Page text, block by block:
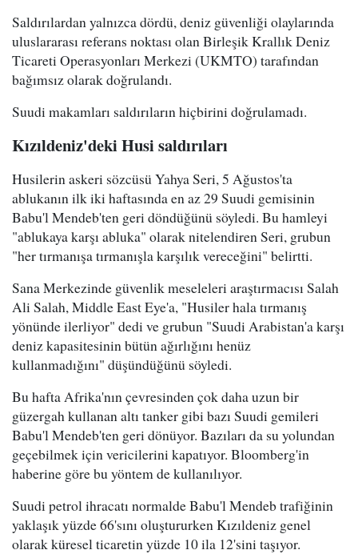
Saldırılardan yalnızca dördü, deniz güvenliği olaylarında
uluslararası referans noktası olan Birleşik Krallık Deniz
Ticareti Operasyonları Merkezi (UKMTO) tarafından
bağımsız olarak doğrulandı.
Suudi makamları saldırıların hiçbirini doğrulamadı.
Kızıldeniz'deki Husi saldırıları
Husilerin askeri sözcüsü Yahya Seri, 5 Ağustos'ta
ablukanın ilk iki haftasında en az 29 Suudi gemisinin
Babu'l Mendeb'ten geri döndüğünü söyledi. Bu hamleyi
"ablukaya karşı abluka" olarak nitelendiren Seri, grubun
"her tırmanışa tırmanışla karşılık vereceğini" belirtti.
Sana Merkezinde güvenlik meseleleri araştırmacısı Salah
Ali Salah, Middle East Eye'a, "Husiler hala tırmanış
yönünde ilerliyor" dedi ve grubun "Suudi Arabistan'a karşı
deniz kapasitesinin bütün ağırlığını henüz
kullanmadığını" düşündüğünü söyledi.
Bu hafta Afrika'nın çevresinden çok daha uzun bir
güzergah kullanan altı tanker gibi bazı Suudi gemileri
Babu'l Mendeb'ten geri dönüyor. Bazıları da su yolundan
geçebilmek için vericilerini kapatıyor. Bloomberg'in
haberine göre bu yöntem de kullanılıyor.
Suudi petrol ihracatı normalde Babu'l Mendeb trafiğinin
yaklaşık yüzde 66'sını oluştururken Kızıldeniz genel
olarak küresel ticaretin yüzde 10 ila 12'sini taşıyor.